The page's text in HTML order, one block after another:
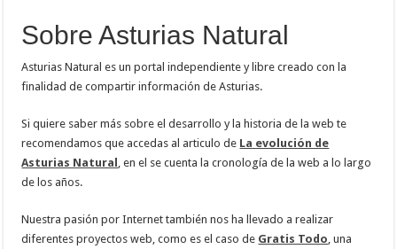
Sobre Asturias Natural
Asturias Natural es un portal independiente y libre creado con la
finalidad de compartir información de Asturias.
Si quiere saber más sobre el desarrollo y la historia de la web te
recomendamos que accedas al articulo de La evolución de
Asturias Natural
, en el se cuenta la cronología de la web a lo largo
de los años.
Nuestra pasión por Internet también nos ha llevado a realizar
diferentes proyectos web, como es el caso de Gratis Todo , una